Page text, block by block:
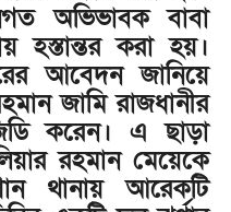
অভিভাবক বাবা
হস্তান্তর করা হয়।
আবেদন জানিয়ে
জামি রাজধানীর
করেন। এ ছাড়া
রহমান মেয়েকে
থানায় আরেকটি